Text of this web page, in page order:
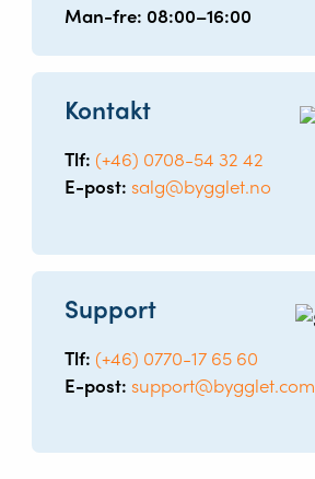
Man-fre: 08:00–16:00
Kontakt
Tlf: (+46) 0708-54 32 42
E-post: salg@bygglet.no
Support
Tlf: (+46) 0770-17 65 60
E-post: support@bygglet.com